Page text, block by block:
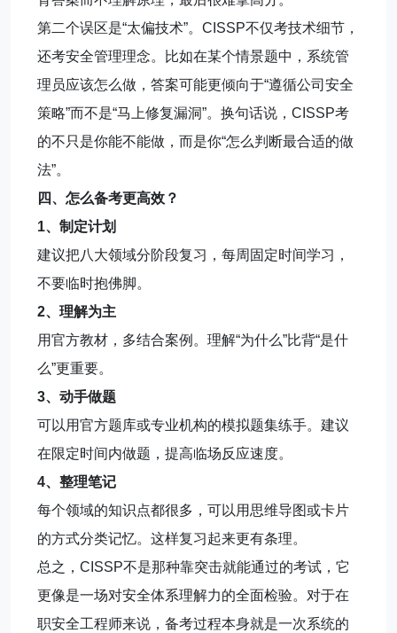
第二个误区是“太偏技术”。CISSP不仅考技术细节，
还考安全管理理念。比如在某个情景题中，系统管
理员应该怎么做，答案可能更倾向于“遵循公司安全
策略”而不是“马上修复漏洞”。换句话说，CISSP考
的不只是你能不能做，而是你“怎么判断最合适的做
法”。
四、怎么备考更高效？
1、制定计划
建议把八大领域分阶段复习，每周固定时间学习，
不要临时抱佛脚。
2、理解为主
用官方教材，多结合案例。理解“为什么”比背“是什
么”更重要。
3、动手做题
可以用官方题库或专业机构的模拟题集练手。建议
在限定时间内做题，提高临场反应速度。
4、整理笔记
每个领域的知识点都很多，可以用思维导图或卡片
的方式分类记忆。这样复习起来更有条理。
总之，CISSP不是那种靠突击就能通过的考试，它
更像是一场对安全体系理解力的全面检验。对于在
职安全工程师来说，备考过程本身就是一次系统的